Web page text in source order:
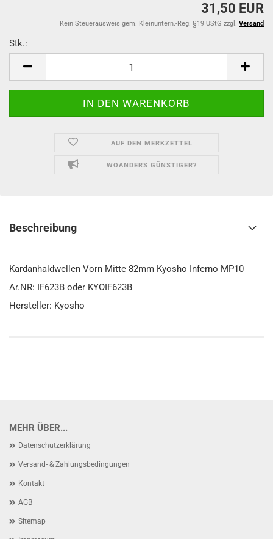
31,50 EUR
Kein Steuerausweis gem. Kleinuntern.-Reg. §19 UStG zzgl. Versand
Stk.:
AUF DEN MERKZETTEL
WOANDERS GÜNSTIGER?
Beschreibung
Kardanhaldwellen Vorn Mitte 82mm Kyosho Inferno MP10
Ar.NR: IF623B oder KYOIF623B
Hersteller: Kyosho
MEHR ÜBER...
Datenschutzerklärung
Versand- & Zahlungsbedingungen
Kontakt
AGB
Sitemap